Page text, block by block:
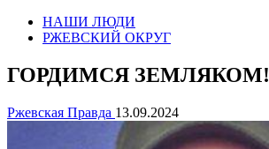
НАШИ ЛЮДИ
РЖЕВСКИЙ ОКРУГ
ГОРДИМСЯ ЗЕМЛЯКОМ!
Ржевская Правда 13.09.2024